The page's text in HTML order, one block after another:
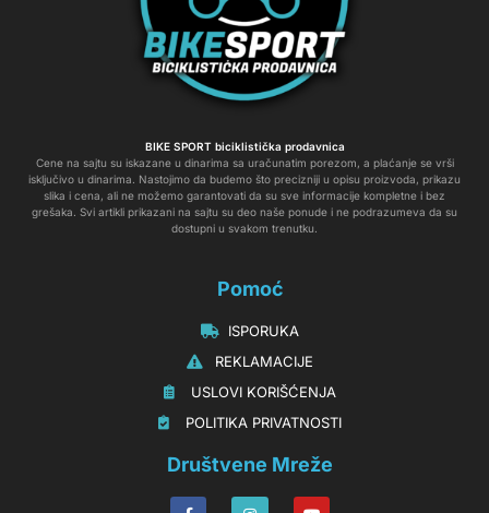
BIKE SPORT biciklistička prodavnica
Cene na sajtu su iskazane u dinarima sa uračunatim porezom, a plaćanje se vrši
isključivo u dinarima. Nastojimo da budemo što precizniji u opisu proizvoda, prikazu
slika i cena, ali ne možemo garantovati da su sve informacije kompletne i bez
grešaka. Svi artikli prikazani na sajtu su deo naše ponude i ne podrazumeva da su
dostupni u svakom trenutku.
Pomoć
‏‏‎‏‏‎ ‎ISPORUKA
‏‏‏‏‎ ‎‎‎‎‎‎REKLAMACIJE‎‎‎
‏‏‎‏‏‎ ‎‎USLOVI KORIŠĆENJA
‏‏‏‎ ‎‎POLITIKA PRIVATNOSTI
Društvene Mreže